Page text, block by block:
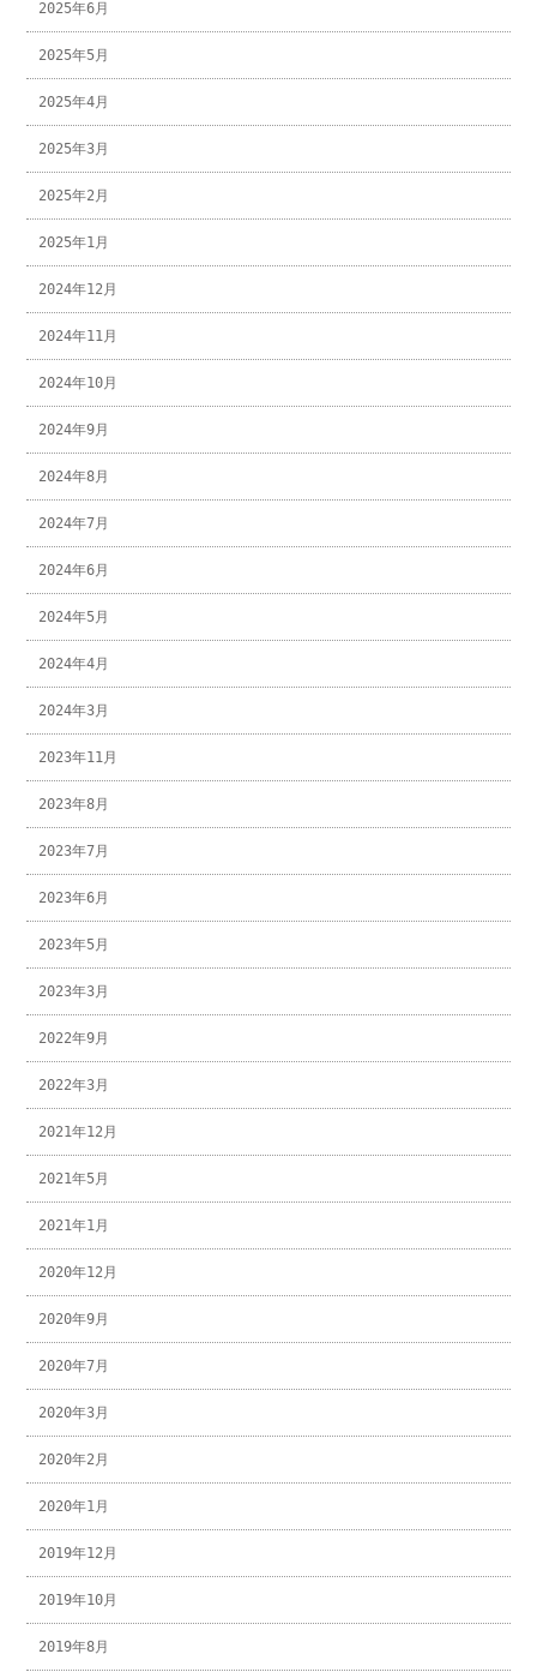
2025年6月
2025年5月
2025年4月
2025年3月
2025年2月
2025年1月
2024年12月
2024年11月
2024年10月
2024年9月
2024年8月
2024年7月
2024年6月
2024年5月
2024年4月
2024年3月
2023年11月
2023年8月
2023年7月
2023年6月
2023年5月
2023年3月
2022年9月
2022年3月
2021年12月
2021年5月
2021年1月
2020年12月
2020年9月
2020年7月
2020年3月
2020年2月
2020年1月
2019年12月
2019年10月
2019年8月